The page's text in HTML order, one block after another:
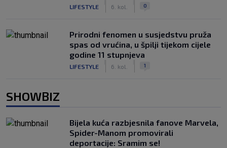
LIFESTYLE 6. kol. 0
Prirodni fenomen u susjedstvu pruža
spas od vrućina, u špilji tijekom cijele
godine 11 stupnjeva
LIFESTYLE 6. kol. 1
SHOWBIZ
Bijela kuća razbjesnila fanove Marvela,
Spider-Manom promovirali
deportacije: Sramim se!